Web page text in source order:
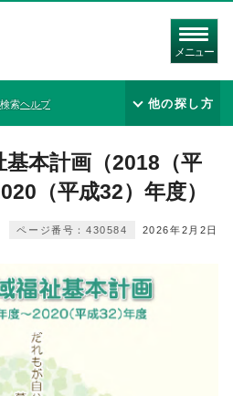
メニュー
検索ヘルプ 他の探し方
基本計画（2018（平
（平成32）年度）
2026年2月2日
ページ番号：430584